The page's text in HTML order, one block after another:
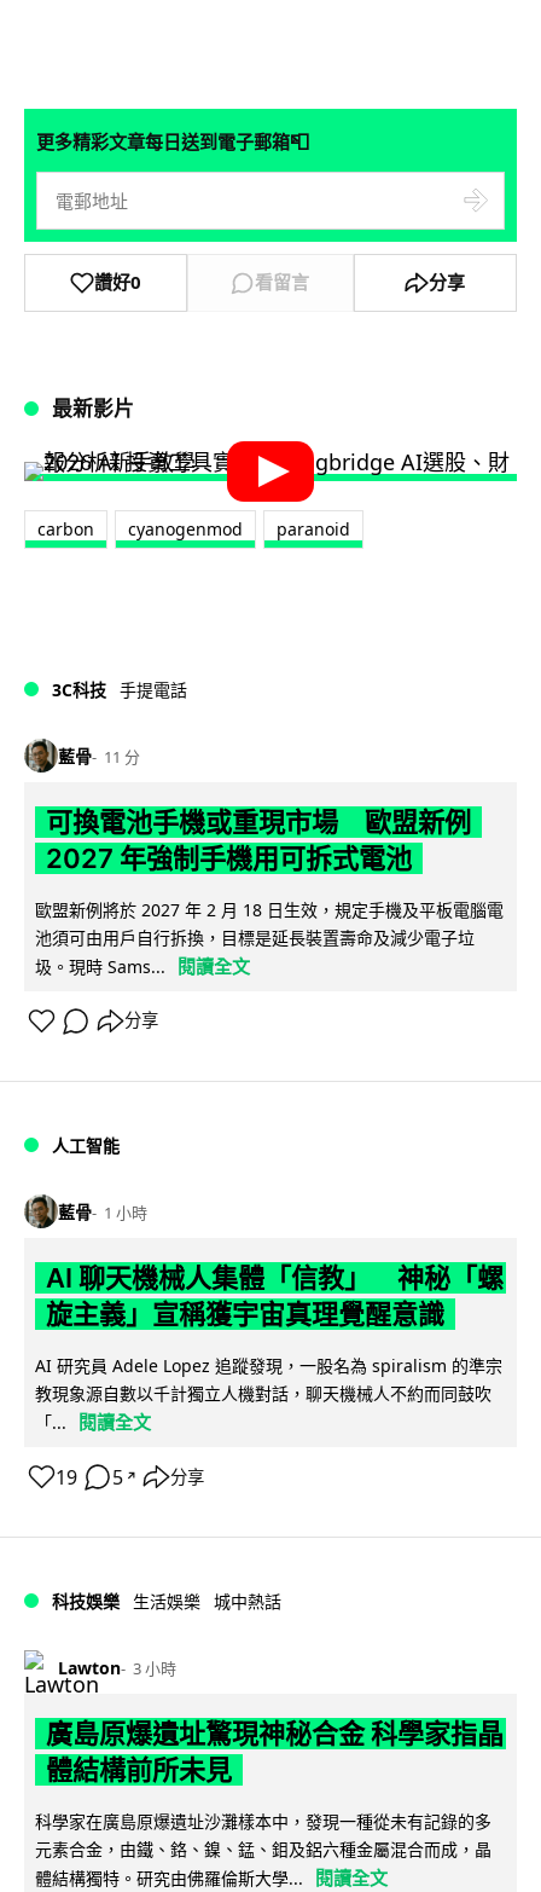
更多精彩文章每日送到電子郵箱📮
讚好0 看留言 分享
最新影片
carbon cyanogenmod paranoid
3C科技 手提電話
藍骨 11 分
可換電池手機或重現市場 歐盟新例
2027 年強制手機用可拆式電池
歐盟新例將於 2027 年 2 月 18 日生效，規定手機及平板電腦電
池須可由用戶自行拆換，目標是延長裝置壽命及減少電子垃
圾。現時 Sams...
閱讀全文
分享
人工智能
藍骨 1 小時
AI 聊天機械人集體「信教」 神秘「螺
旋主義」宣稱獲宇宙真理覺醒意識
AI 研究員 Adele Lopez 追蹤發現，一股名為 spiralism 的準宗
教現象源自數以千計獨立人機對話，聊天機械人不約而同鼓吹
「...
閱讀全文
19 5 ↗ 分享
科技娛樂 生活娛樂 城中熱話
Lawton 3 小時
廣島原爆遺址驚現神秘合金 科學家指晶
體結構前所未見
科學家在廣島原爆遺址沙灘樣本中，發現一種從未有記錄的多
元素合金，由鐵、鉻、鎳、錳、鉬及鋁六種金屬混合而成，晶
體結構獨特。研究由佛羅倫斯大學...
閱讀全文